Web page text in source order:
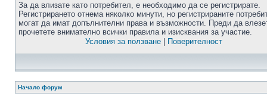
За да влизате като потребител, е необходимо да се регистрирате.
Регистрирането отнема няколко минути, но регистрираните
могат да имат допълнителни права и възможности. Преди да
прочетете внимателно всички правила и изисквания за участие.
Условия за ползване| Поверителност
Начало форум